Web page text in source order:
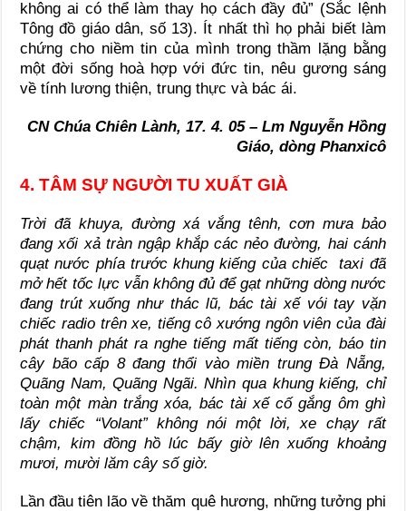
không ai có thể làm thay họ cách đầy đủ” (Sắc lệnh
Tông đồ giáo dân, số 13). Ít nhất thì họ phải biết làm
chứng cho niềm tin của mình trong thầm lặng bằng
một đời sống hoà hợp với đức tin, nêu gương sáng
về tính lương thiện, trung thực và bác ái.
CN Chúa Chiên Lành, 17. 4. 05 – Lm Nguyễn Hồng
Giáo, dòng Phanxicô
4. TÂM SỰ NGƯỜI TU XUẤT GIÀ
Trời đã khuya, đường xá vắng tênh, cơn mưa bảo
đang xối xả tràn ngập khắp các nẻo đường, hai cánh
quạt nước phía trước khung kiếng của chiếc taxi đã
mở hết tốc lực vẫn không đủ để gạt những dòng nước
đang trút xuống như thác lũ, bác tài xế vói tay vặn
chiếc radio trên xe, tiếng cô xướng ngôn viên của đài
phát thanh phát ra nghe tiếng mất tiếng còn, báo tin
cây bão cấp 8 đang thổi vào miền trung Đà Nẵng,
Quãng Nam, Quãng Ngãi. Nhìn qua khung kiếng, chỉ
toàn một màn trắng xóa, bác tài xế cố gắng ôm ghì
lấy chiếc “Volant” không nói một lời, xe chạy rất
chậm, kim đồng hồ lúc bấy giờ lên xuống khoảng
mươi, mười lăm cây số giờ.
Lần đầu tiên lão về thăm quê hương, những tưởng phi